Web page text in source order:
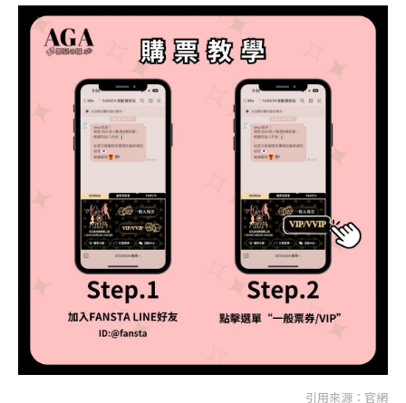
引用來源： 官網